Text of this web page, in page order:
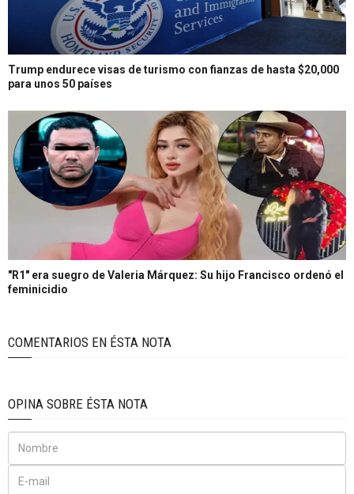
Trump endurece visas de turismo con fianzas de hasta $20,000
para unos 50 países
"R1" era suegro de Valeria Márquez: Su hijo Francisco ordenó el
feminicidio
COMENTARIOS EN ÉSTA NOTA
OPINA SOBRE ÉSTA NOTA